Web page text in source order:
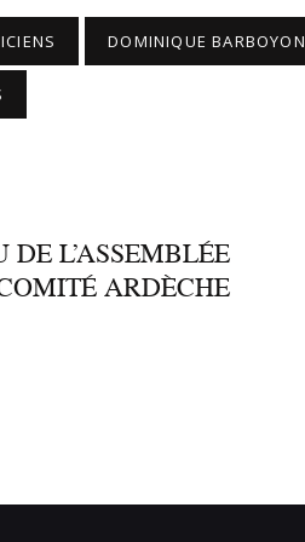
DOMINIQUE BARBOYON
L’ASSEMBLÉE
ARDÈCHE